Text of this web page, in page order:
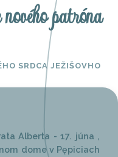
patróna
SRDCA JEŽIŠOVHO
Alberta - 17. júna ,
dome v Pępiciach